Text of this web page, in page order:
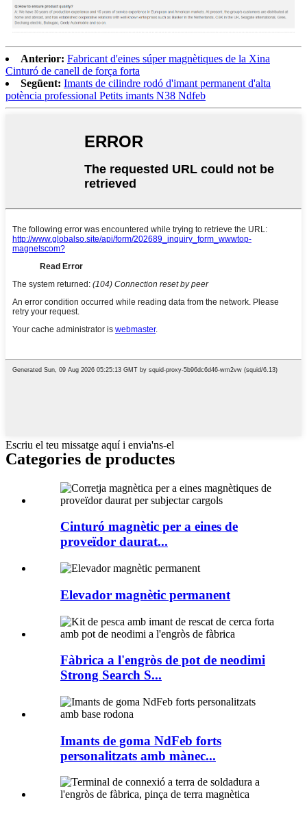
Anterior: Fabricant d'eines súper magnètiques de la Xina
Cinturó de canell de força forta
Següent: Imants de cilindre rodó d'imant permanent d'alta
potència professional Petits imants N38 Ndfeb
Escriu el teu missatge aquí i envia'ns-el
Categories de productes
Cinturó magnètic per a eines de
proveïdor daurat...
Elevador magnètic permanent
Fàbrica a l'engròs de pot de neodimi
Strong Search S...
Imants de goma NdFeb forts
personalitzats amb mànec...